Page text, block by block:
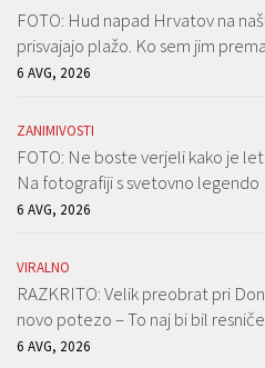
FOTO: Hud napad Hrvatov na
prisvajajo plažo. Ko sem jim
6 AVG, 2026
ZANIMIVOSTI
FOTO: Ne boste verjeli kako je
Na fotografiji s svetovno legendo
6 AVG, 2026
VIRALNO
RAZKRITO: Velik preobrat pri
novo potezo – To naj bi bil
6 AVG, 2026